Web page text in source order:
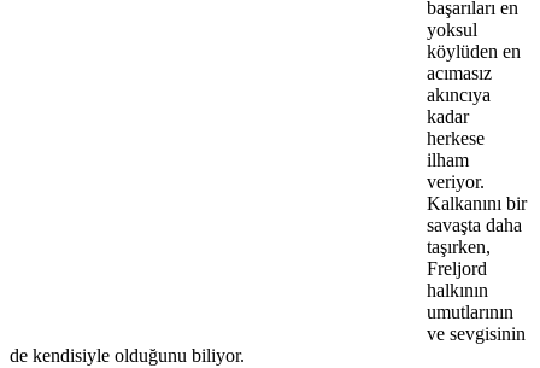
başarıları en
yoksul
köylüden en
acımasız
akıncıya
kadar
herkese
ilham
veriyor.
Kalkanını bir
savaşta daha
taşırken,
Freljord
halkının
umutlarının
ve sevgisinin
de kendisiyle olduğunu biliyor.